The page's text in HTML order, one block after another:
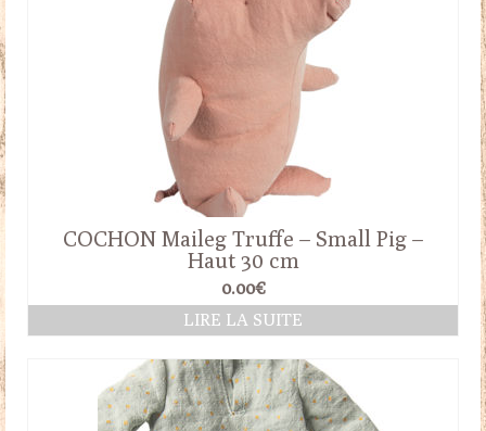
COCHON Maileg Truffe – Small Pig –
Haut 30 cm
0.00€
LIRE LA SUITE